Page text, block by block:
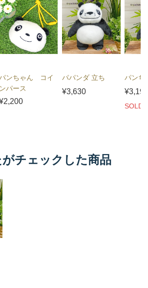
ンちゃん コイ
ンパース
パパンダ 立ち
¥3,630
パンち
SOLD
チェックした商品